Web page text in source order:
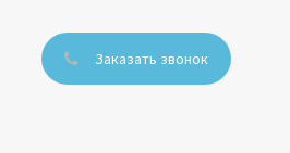
Заказать звонок